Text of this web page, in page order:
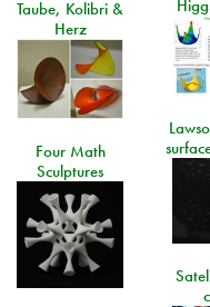
Taube, Kolibri &
Herz
Four Math
Sculptures